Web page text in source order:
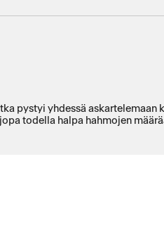
pystyi yhdessä askartelemaan
todella halpa hahmojen